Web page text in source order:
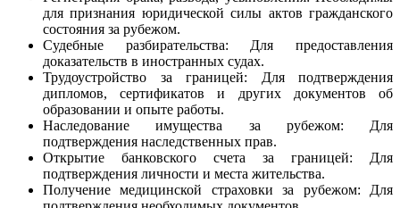
для признания юридической силы актов гражданского
состояния за рубежом.
Судебные разбирательства: Для предоставления
доказательств в иностранных судах.
Трудоустройство за границей: Для подтверждения
дипломов, сертификатов и других документов об
образовании и опыте работы.
Наследование имущества за рубежом: Для
подтверждения наследственных прав.
Открытие банковского счета за границей: Для
подтверждения личности и места жительства.
Получение медицинской страховки за рубежом: Для